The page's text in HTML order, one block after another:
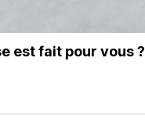
est fait pour vous ?